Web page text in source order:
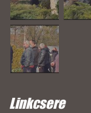
Linkcsere